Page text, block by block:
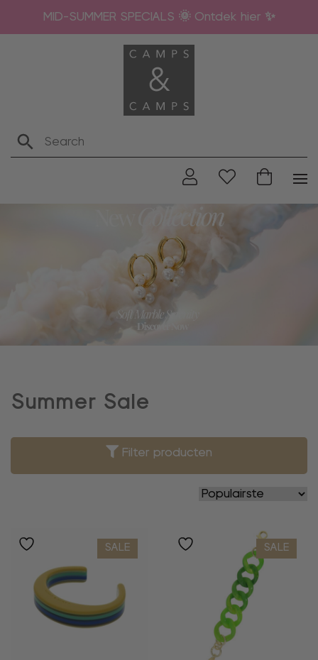
MID-SUMMER SPECIALS 🌞 Ontdek hier ✨
Summer Sale
Filter producten
SALE SALE